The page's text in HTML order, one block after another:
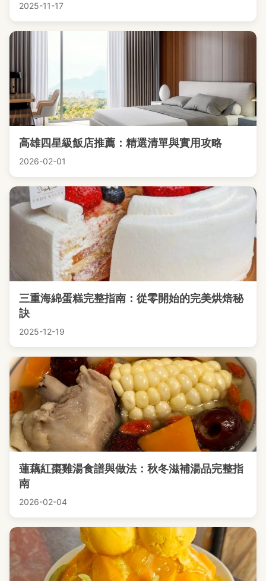
2025-11-17
高雄四星級飯店推薦：精選清單與實用攻略
2026-02-01
三重海綿蛋糕完整指南：從零開始的完美烘焙秘
訣
2025-12-19
蓮藕紅棗雞湯食譜與做法：秋冬滋補湯品完整指
南
2026-02-04